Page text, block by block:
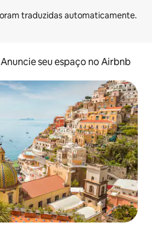
Anuncie seu espaço no Airbnb